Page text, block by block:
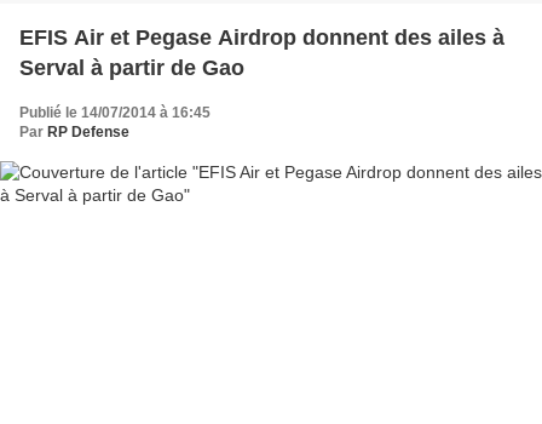
EFIS Air et Pegase Airdrop donnent des ailes à
Serval à partir de Gao
Publié le 14/07/2014 à 16:45
Par RP Defense